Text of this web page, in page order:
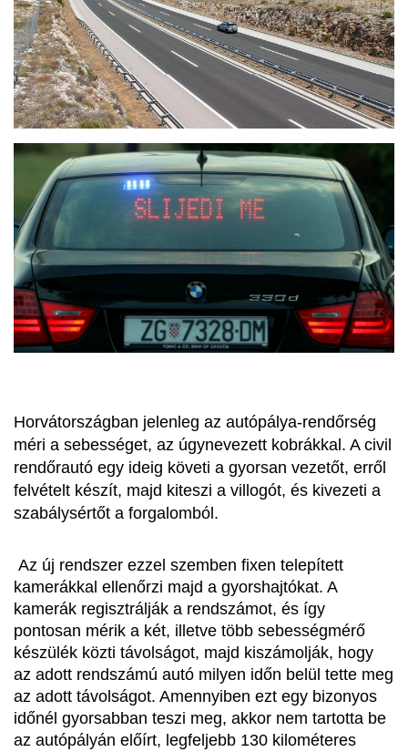
Horvátországban jelenleg az autópálya-rendőrség
méri a sebességet, az úgynevezett kobrákkal. A civil
rendőrautó egy ideig követi a gyorsan vezetőt, erről
felvételt készít, majd kiteszi a villogót, és kivezeti a
szabálysértőt a forgalomból.
kamerákkal ellenőrzi majd a gyorshajtókat. A
kamerák regisztrálják a rendszámot, és így
pontosan mérik a két, illetve több sebességmérő
készülék közti távolságot, majd kiszámolják, hogy
az adott rendszámú autó milyen időn belül tette meg
az adott távolságot. Amennyiben ezt egy bizonyos
időnél gyorsabban teszi meg, akkor nem tartotta be
az autópályán előírt, legfeljebb 130 kilométeres